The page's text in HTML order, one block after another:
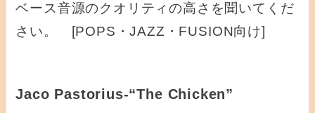
ベース音源のクオリティの高さを聞いてくだ
さい。 [POPS・JAZZ・FUSION向け]
Jaco Pastorius-“The Chicken”